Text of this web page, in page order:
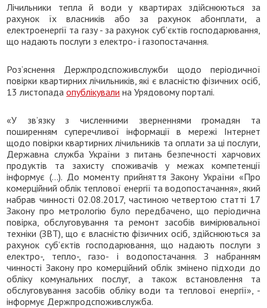
Лічильники тепла й води у квартирах здійснюються за
рахунок їх власників або за рахунок абонплати, а
електроенергії та газу - за рахунок суб’єктів господарювання,
що надають послуги з електро- і газопостачання.
Роз’яснення Держпродспоживслужби щодо періодичної
повірки квартирних лічильників, які є власністю фізичних осіб,
13 листопадаопублікували на Урядовому порталі.
«У зв’язку з численними зверненнями громадян та
поширенням суперечливої інформації в мережі Інтернет
щодо повірки квартирних лічильників та оплати за ці послуги,
Державна служба України з питань безпечності харчових
продуктів та захисту споживачів у межах компетенції
інформує (…). До моменту прийняття Закону України «Про
комерційний облік теплової енергії та водопостачання», який
набрав чинності 02.08.2017, частиною четвертою статті 17
Закону про метрологію було передбачено, що періодична
повірка, обслуговування та ремонт засобів вимірювальної
техніки (ЗВТ), що є власністю фізичних осіб, здійснюються за
рахунок суб’єктів господарювання, що надають послуги з
електро-, тепло-, газо- і водопостачання. З набранням
чинності Закону про комерційний облік змінено підходи до
обліку комунальних послуг, а також встановлення та
обслуговування засобів обліку води та теплової енергії», -
інформує Держпродспоживслужба.